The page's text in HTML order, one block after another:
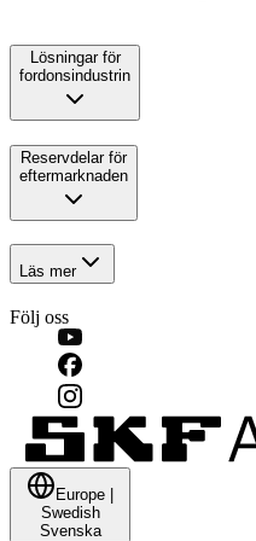
Lösningar för
fordonsindustrin
Reservdelar för
eftermarknaden
Läs mer
Följ oss
Europe
Swedish
Svenska